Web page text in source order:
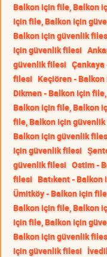
Balkon için file, Balkon
için file, Balkon için
Balkon için güvenlik
için güvenlik filesi
güvenlik filesi
filesi Keçiören -
Dikmen - Balkon için
Balkon için file, Balkon
file, Balkon için
Balkon için güvenlik
için güvenlik filesi
güvenlik filesi Ostim -
filesi Batıkent -
Ümitköy - Balkon için
Balkon için file, Balkon
için file, Balkon için
Balkon için güvenlik
için güvenlik filesi